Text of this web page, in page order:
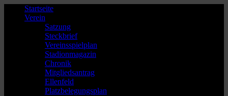
Startseite
Verein
Satzung
Steckbrief
Vereinsspielplan
Stadionmagazin
Chronik
Mitgliedsantrag
Ellenfeld
Platzbelegungsplan